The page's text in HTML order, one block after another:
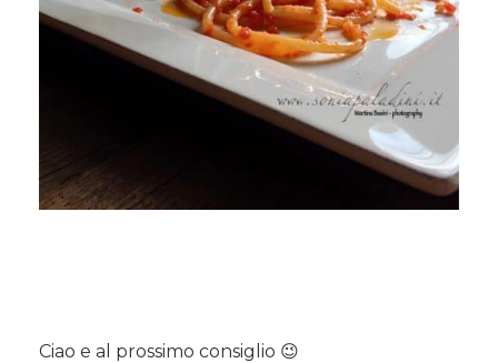
Ciao e al prossimo consiglio 😉